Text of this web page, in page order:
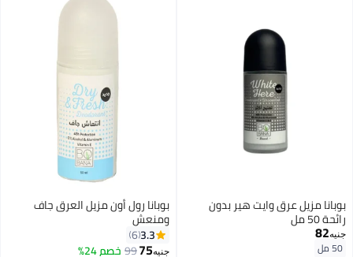
بوبانا مزيل عرق وايت هير بدون
رائحة 50 مل
جنيه82
50 مل
بوبانا رول أون مزيل العرق جاف
ومنعش
3.3
6
جنيه75
99 خصم 24%